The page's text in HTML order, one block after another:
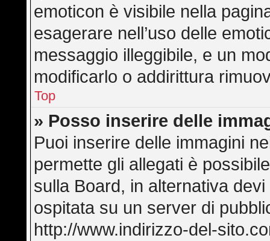
emoticon è visibile nella
esagerare nell’uso delle
messaggio illeggibile, e un
modificarlo o addirittura
Top
» Posso inserire delle
Puoi inserire delle immagini
permette gli allegati è
sulla Board, in alternativa
ospitata su un server di
http://www.indirizzo-del-